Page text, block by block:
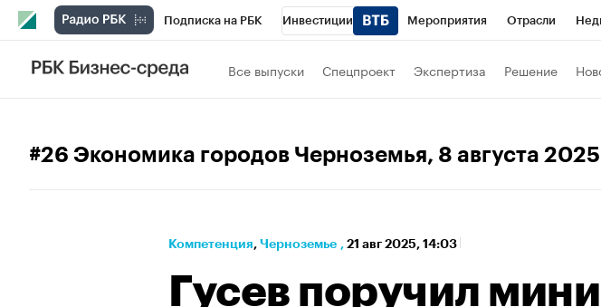
Подписка на РБК Инвестиции Мероприятия Отрасли
РБК Вино Все выпуски Спецпроект Экспертиза Решение
#26 Экономика городов Черноземья, 8 августа 2025
Компетенция⁠, Черноземье , 21 авг 2025, 14:03
Гусев поручил